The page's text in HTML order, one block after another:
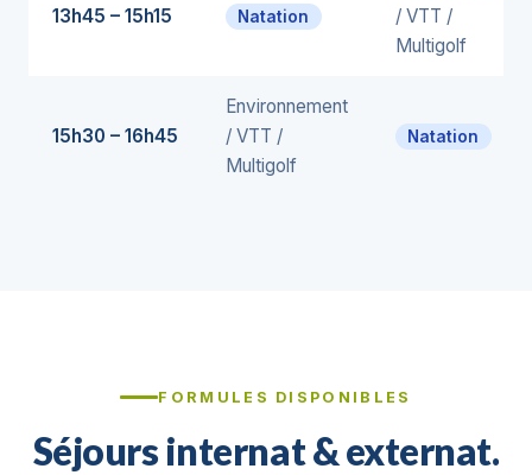
13h45 – 15h15 Natation
/ VTT /
Multigolf
15h30 – 16h45
Environnement
/ VTT /
Multigolf
Natation
FORMULES DISPONIBLES
Séjours internat & externat.